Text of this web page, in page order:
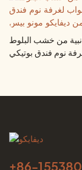
من خشب البلوط
نوم فندق بوتيكي
+86-